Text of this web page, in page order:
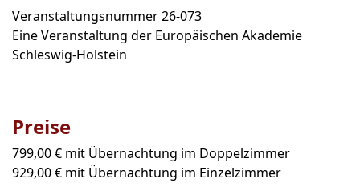
Veranstaltungsnummer 26-073
Eine Veranstaltung der Europäischen Akademie
Schleswig-Holstein
Preise
799,00 € mit Übernachtung im Doppelzimmer
929,00 € mit Übernachtung im Einzelzimmer